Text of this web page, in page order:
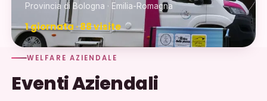
Provincia di Bologna · Emilia-Romagna
1 giornata · 88 visite
WELFARE AZIENDALE
Eventi Aziendali